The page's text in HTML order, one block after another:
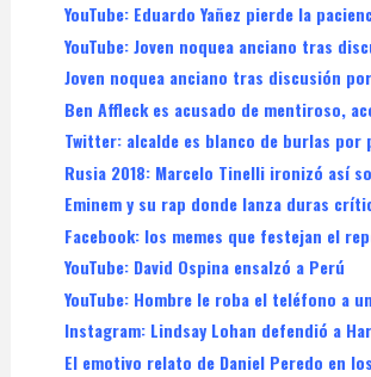
YouTube: Eduardo Yañez pierde la
YouTube: Joven noquea anciano tras
Joven noquea anciano tras discusión
Ben Affleck es acusado de mentiroso,
Twitter: alcalde es blanco de burlas por
Rusia 2018: Marcelo Tinelli ironizó así
Eminem y su rap donde lanza duras
Facebook: los memes que festejan el
YouTube: David Ospina ensalzó a Perú
YouTube: Hombre le roba el teléfono a
Instagram: Lindsay Lohan defendió a
El emotivo relato de Daniel Peredo en